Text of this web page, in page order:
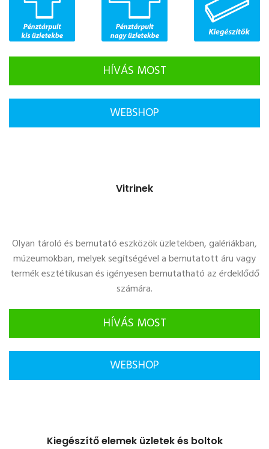
HÍVÁS MOST
WEBSHOP
Vitrinek
Olyan tároló és bemutató eszközök üzletekben, galériákban,
múzeumokban, melyek segítségével a bemutatott áru vagy
termék esztétikusan és igényesen bemutatható az érdeklődő
számára.
HÍVÁS MOST
WEBSHOP
Kiegészítő elemek üzletek és boltok